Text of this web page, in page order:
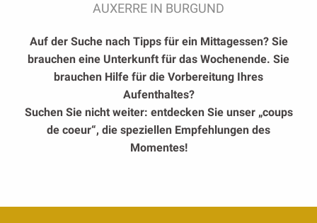
AUXERRE IN BURGUND
Auf der Suche nach Tipps für ein Mittagessen? Sie
brauchen eine Unterkunft für das Wochenende. Sie
brauchen Hilfe für die Vorbereitung Ihres
Aufenthaltes?
Suchen Sie nicht weiter: entdecken Sie unser „coups
de coeur“, die speziellen Empfehlungen des
Momentes!